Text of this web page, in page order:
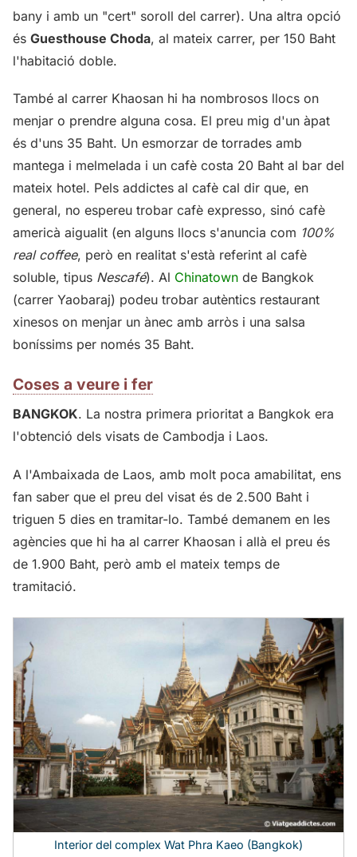
bany i amb un "cert" soroll del carrer). Una altra opció
és Guesthouse Choda, al mateix carrer, per 150 Baht
l'habitació doble.
També al carrer Khaosan hi ha nombrosos llocs on
menjar o prendre alguna cosa. El preu mig d'un àpat
és d'uns 35 Baht. Un esmorzar de torrades amb
mantega i melmelada i un cafè costa 20 Baht al bar del
mateix hotel. Pels addictes al cafè cal dir que, en
general, no espereu trobar cafè expresso, sinó cafè
americà aigualit (en alguns llocs s'anuncia com 100%
real coffee, però en realitat s'està referint al cafè
soluble, tipus Nescafé). Al Chinatown de Bangkok
(carrer Yaobaraj) podeu trobar autèntics restaurant
xinesos on menjar un ànec amb arròs i una salsa
boníssims per només 35 Baht.
Coses a veure i fer
BANGKOK. La nostra primera prioritat a Bangkok era
l'obtenció dels visats de Cambodja i Laos.
A l'Ambaixada de Laos, amb molt poca amabilitat, ens
fan saber que el preu del visat és de 2.500 Baht i
triguen 5 dies en tramitar-lo. També demanem en les
agències que hi ha al carrer Khaosan i allà el preu és
de 1.900 Baht, però amb el mateix temps de
tramitació.
Interior del complex Wat Phra Kaeo (Bangkok)